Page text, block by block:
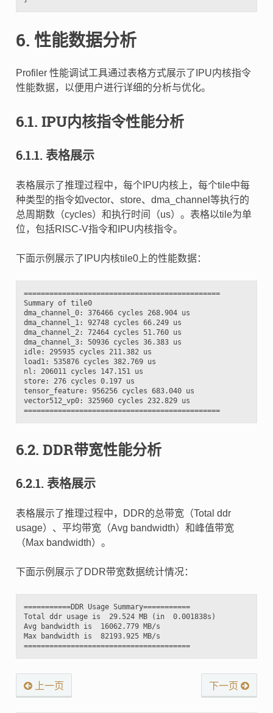
6. 性能数据分析
Profiler 性能调试工具通过表格方式展示了IPU内核指令
性能数据，以便用户进行详细的分析与优化。
6.1. IPU内核指令性能分析
6.1.1. 表格展示
表格展示了推理过程中，每个IPU内核上，每个tile中每
种类型的指令如vector、store、dma_channel等执行的
总周期数（cycles）和执行时间（us）。表格以tile为单
位，包括RISC-V指令和IPU内核指令。
下面示例展示了IPU内核tile0上的性能数据：
==============================================
Summary of tile0
dma_channel_0: 376466 cycles 268.904 us
dma_channel_1: 92748 cycles 66.249 us
dma_channel_2: 72464 cycles 51.760 us
dma_channel_3: 50936 cycles 36.383 us
idle: 295935 cycles 211.382 us
load1: 535876 cycles 382.769 us
nl: 206011 cycles 147.151 us
store: 276 cycles 0.197 us
tensor_feature: 956256 cycles 683.040 us
vector512_vp0: 325960 cycles 232.829 us
==============================================
6.2. DDR带宽性能分析
6.2.1. 表格展示
表格展示了推理过程中，DDR的总带宽（Total ddr
usage）、平均带宽（Avg bandwidth）和峰值带宽
（Max bandwidth）。
下面示例展示了DDR带宽数据统计情况：
===========DDR Usage Summary===========
Total ddr usage is  29.524 MB (in  0.001838s)
Avg bandwidth is  16062.779 MB/s
Max bandwidth is  82193.925 MB/s
=======================================
上一页 下一页